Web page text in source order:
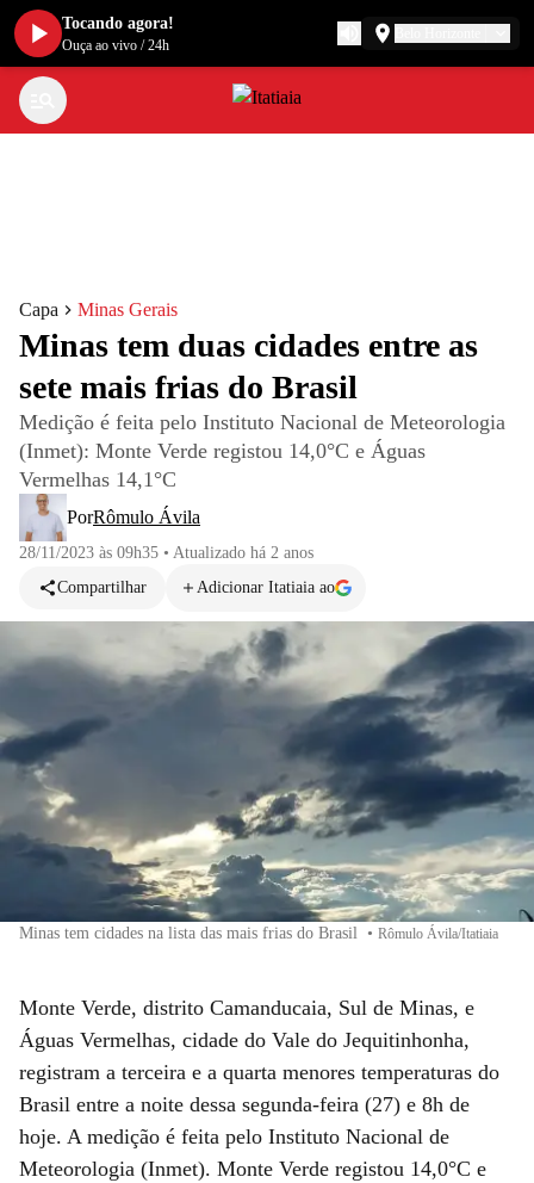
Capa Minas Gerais
Minas tem duas cidades entre as
sete mais frias do Brasil
Medição é feita pelo Instituto Nacional de Meteorologia
(Inmet): Monte Verde registou 14,0°C e Águas
Vermelhas 14,1°C
PorRômulo Ávila
28/11/2023 às 09h35 • Atualizado há 2 anos
Compartilhar
Adicionar Itatiaia ao
Minas tem cidades na lista das mais frias do Brasil • Rômulo Ávila/Itatiaia
Monte Verde, distrito Camanducaia, Sul de Minas, e
Águas Vermelhas, cidade do Vale do Jequitinhonha,
registram a terceira e a quarta menores temperaturas do
Brasil entre a noite dessa segunda-feira (27) e 8h de
hoje. A medição é feita pelo Instituto Nacional de
Meteorologia (Inmet). Monte Verde registou 14,0°C e
Tocando agora!
Ouça ao vivo /24h